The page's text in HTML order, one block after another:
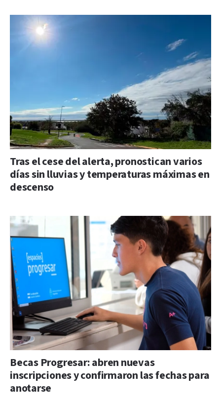
Tras el cese del alerta, pronostican varios
días sin lluvias y temperaturas máximas en
descenso
Becas Progresar: abren nuevas
inscripciones y confirmaron las fechas para
anotarse